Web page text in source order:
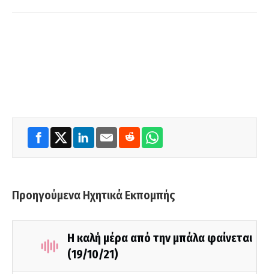
Προηγούμενα Ηχητικά Εκπομπής
Η καλή μέρα από την μπάλα φαίνεται
(19/10/21)